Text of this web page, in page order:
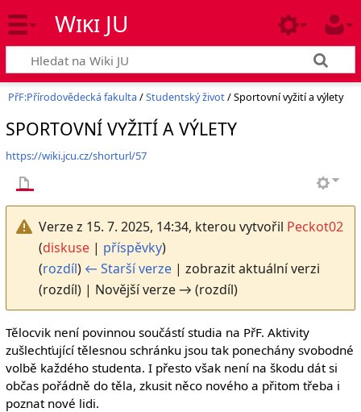
Wiki JU
PřF:Přírodovědecká fakulta /Studentský život/ Sportovní vyžití a výlety
SPORTOVNÍ VYŽITÍ A VÝLETY
https://wiki.jcu.cz/shorturl/57
Verze z 15. 7. 2025, 14:34, kterou vytvořil Peckot02
(diskuse| příspěvky)
(rozdíl) ← Starší verze| zobrazit aktuální verzi
(rozdíl) | Novější verze → (rozdíl)
Tělocvik není povinnou součástí studia na PřF. Aktivity
zušlechťující tělesnou schránku jsou tak ponechány svobodné
volbě každého studenta. I přesto však není na škodu dát si
občas pořádně do těla, zkusit něco nového a přitom třeba i
poznat nové lidi.